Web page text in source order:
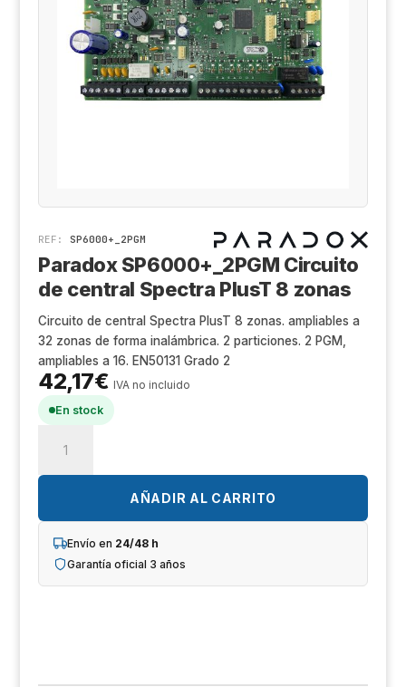
REF:SP6000+_2PGM
Paradox SP6000+_2PGM Circuito
de central Spectra PlusT 8 zonas
Circuito de central Spectra PlusT 8 zonas. ampliables a
32 zonas de forma inalámbrica. 2 particiones. 2 PGM,
ampliables a 16. EN50131 Grado 2
42,17€ IVA no incluido
En stock
SP6000+_2PGM
Circuito
central
Spectra
PlusT
8
AÑADIR AL CARRITO
Envío en 24/48 h
Garantía oficial 3 años